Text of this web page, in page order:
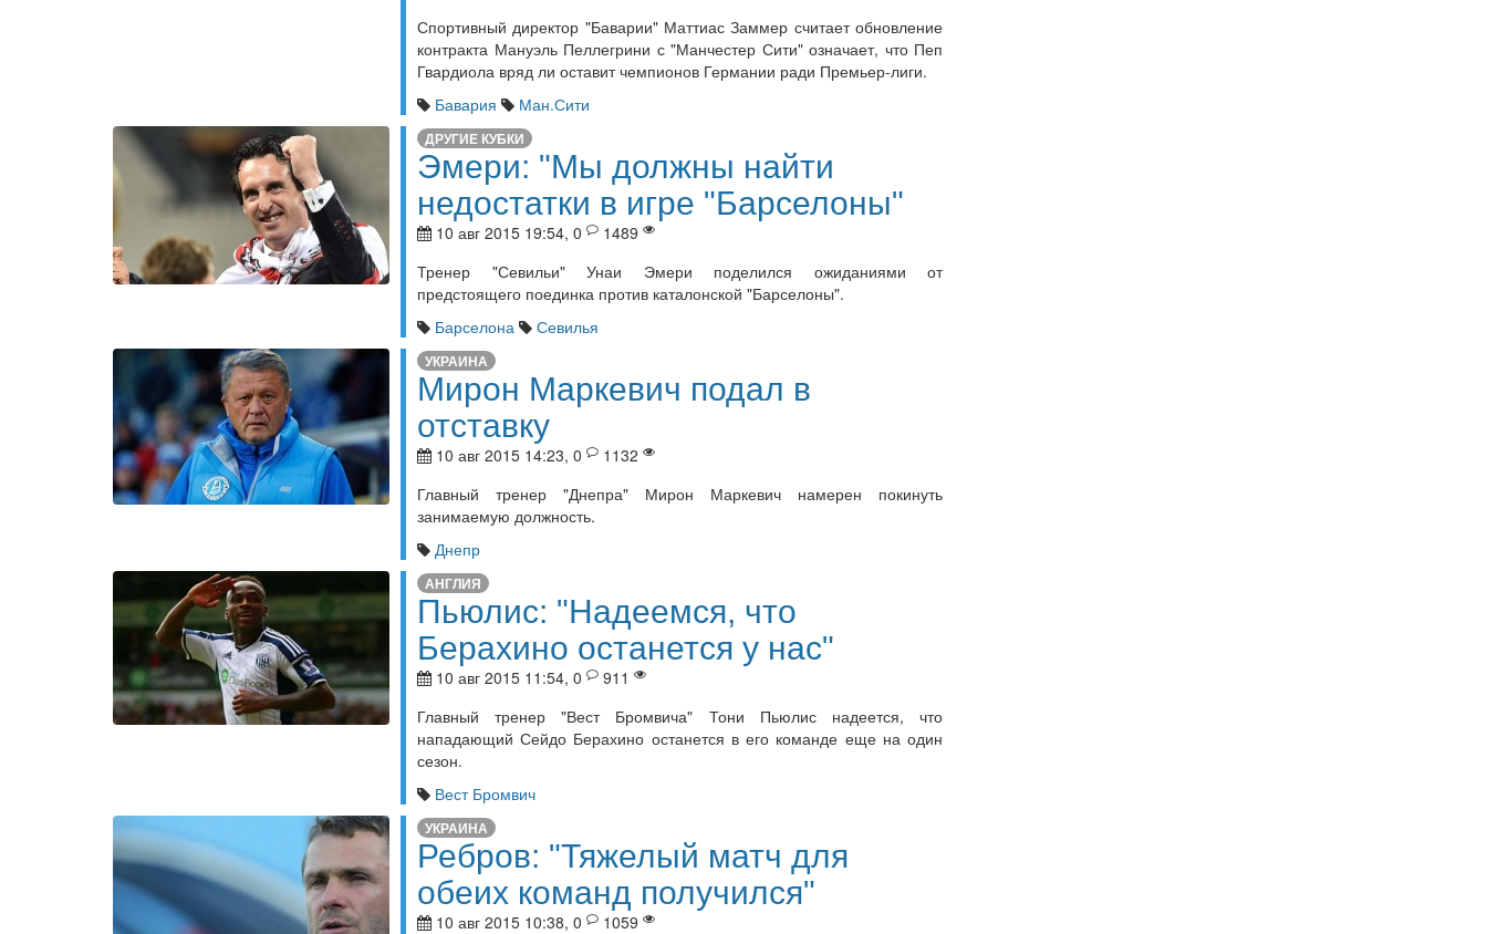
Спортивный директор "Баварии" Маттиас Заммер считает обновление
контракта Мануэль Пеллегрини с "Манчестер Сити" означает, что Пеп
Гвардиола вряд ли оставит чемпионов Германии ради Премьер-лиги.
Бавария
Ман.Сити
ДРУГИЕ КУБКИ
Эмери: "Мы должны найти
недостатки в игре "Барселоны"
10 авг 2015 19:54, 0
1489
Тренер "Севильи" Унаи Эмери поделился ожиданиями от
предстоящего поединка против каталонской "Барселоны".
Барселона
Севилья
УКРАИНА
Мирон Маркевич подал в
отставку
10 авг 2015 14:23, 0
1132
Главный тренер "Днепра" Мирон Маркевич намерен покинуть
занимаемую должность.
Днепр
АНГЛИЯ
Пьюлис: "Надеемся, что
Берахино останется у нас"
10 авг 2015 11:54, 0
911
Главный тренер "Вест Бромвича" Тони Пьюлис надеется, что
нападающий Сейдо Берахино останется в его команде еще на один
сезон.
Вест Бромвич
УКРАИНА
Ребров: "Тяжелый матч для
обеих команд получился"
10 авг 2015 10:38, 0
1059